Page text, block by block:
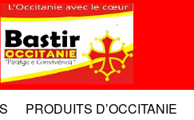
PRODUITS D’OCCITANIE